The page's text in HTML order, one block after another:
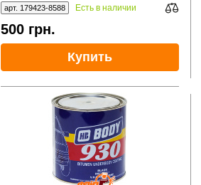
пистолетом. Производство Польша.
арт. 179423-8588 Есть в наличии
500 грн.
Купить